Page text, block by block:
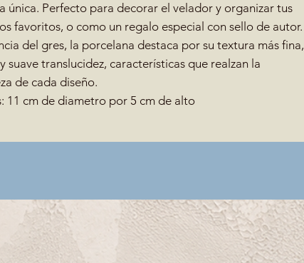
única. Perfecto para decorar el velador y organizar tus
favoritos, o como un regalo especial con sello de autor.
del gres, la porcelana destaca por su textura más fina,
suave translucidez, características que realzan la
de cada diseño.
11 cm de diametro por 5 cm de alto